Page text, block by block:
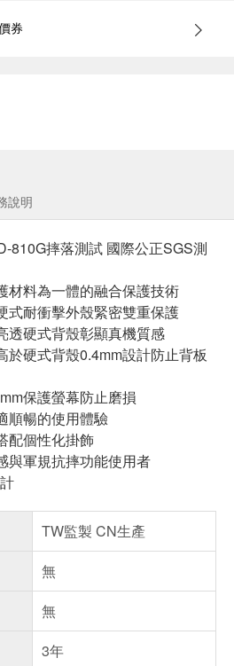
券
說明
810G摔落測試 國際公正SGS測
材料為一體的融合保護技術
式耐衝擊外殼緊密雙重保護
透硬式背殼彰顯真機質感
於硬式背殼0.4mm設計防止背板
保護螢幕防止磨損
順暢的使用體驗
配個性化掛飾
與軍規抗摔功能使用者
TW監製 CN生產
無
無
3年